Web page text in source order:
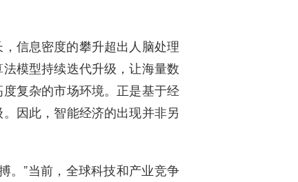
信息密度的攀升超出人脑处理
模型持续迭代升级，让海量数
复杂的市场环境。正是基于经
因此，智能经济的出现并非另
。”当前，全球科技和产业竞争